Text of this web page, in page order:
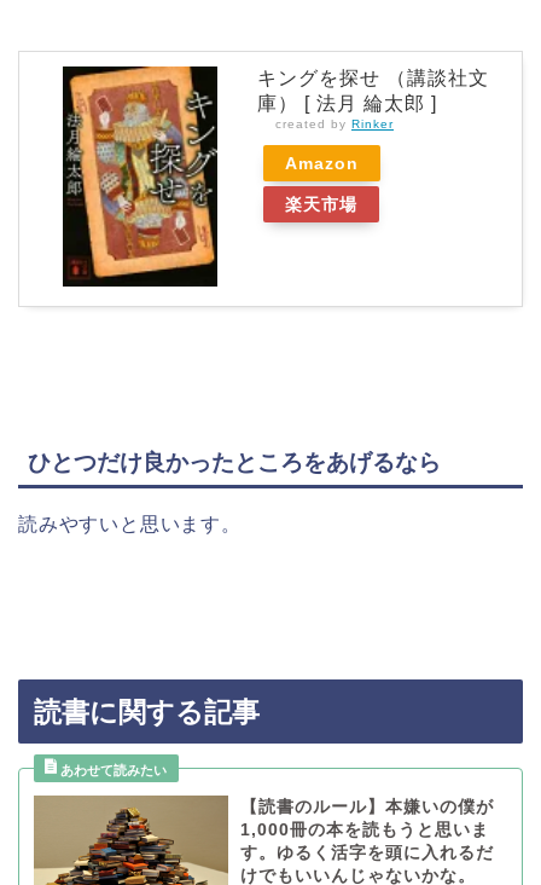
キングを探せ （講談社文
庫） [ 法月 綸太郎 ]
created by Rinker
Amazon
楽天市場
ひとつだけ良かったところをあげるなら
読みやすいと思います。
読書に関する記事
【読書のルール】本嫌いの僕が
1,000冊の本を読もうと思いま
す。ゆるく活字を頭に入れるだ
けでもいいんじゃないかな。